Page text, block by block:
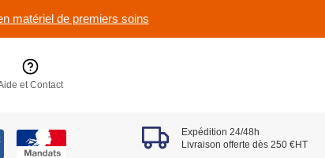
matériel de premiers soins
et Contact
Expédition 24/48h
Livraison offerte dès 250 €HT